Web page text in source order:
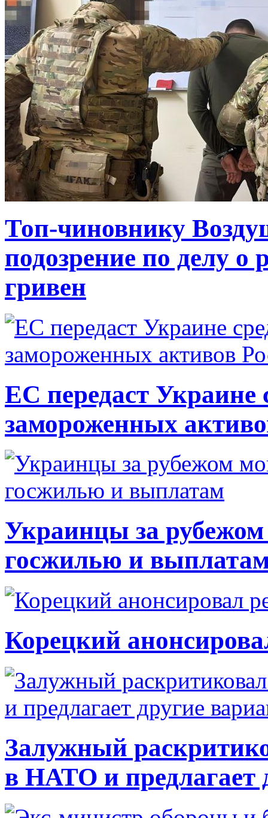
Топ-чиновнику
подозрение по делу о
гривен
ЕС передаст Украине
замороженных
Украинцы за рубежом
госжилью и
Корецкий
Залужный
в НАТО и предлагает